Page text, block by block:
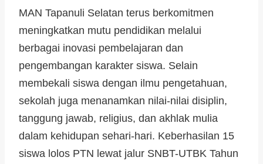
MAN Tapanuli Selatan terus berkomitmen
meningkatkan mutu pendidikan melalui
berbagai inovasi pembelajaran dan
pengembangan karakter siswa. Selain
membekali siswa dengan ilmu pengetahuan,
sekolah juga menanamkan nilai-nilai disiplin,
tanggung jawab, religius, dan akhlak mulia
dalam kehidupan sehari-hari. Keberhasilan 15
siswa lolos PTN lewat jalur SNBT-UTBK Tahun